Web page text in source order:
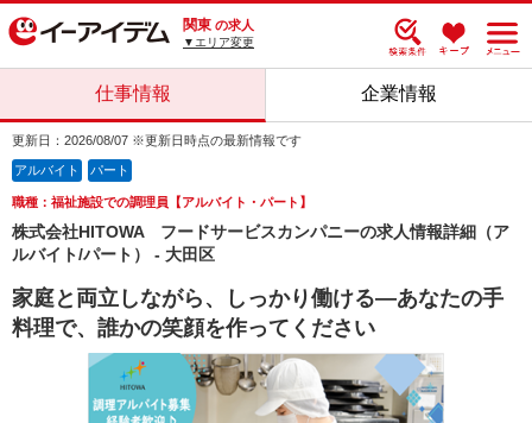
関東 の求人
▼エリア変更
仕事情報 企業情報
更新日：2026/08/07 ※更新日時点の最新情報です
アルバイト パート
職種：福祉施設での調理員【アルバイト・パート】
株式会社HITOWA フードサービスカンパニーの求人情報詳細（ア
ルバイト/パート） - 大田区
家庭と両立しながら、しっかり働ける―あなたの手
料理で、誰かの笑顔を作ってください